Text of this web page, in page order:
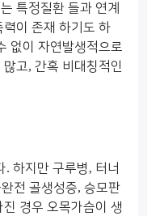
특정질환 들과 연계
이 존재 하기도 하
없이 자연발생적으로
많고,간혹 비대칭적인
.하지만 구루병, 터너
전 골생성증,승모판
경우 오목가슴이 생